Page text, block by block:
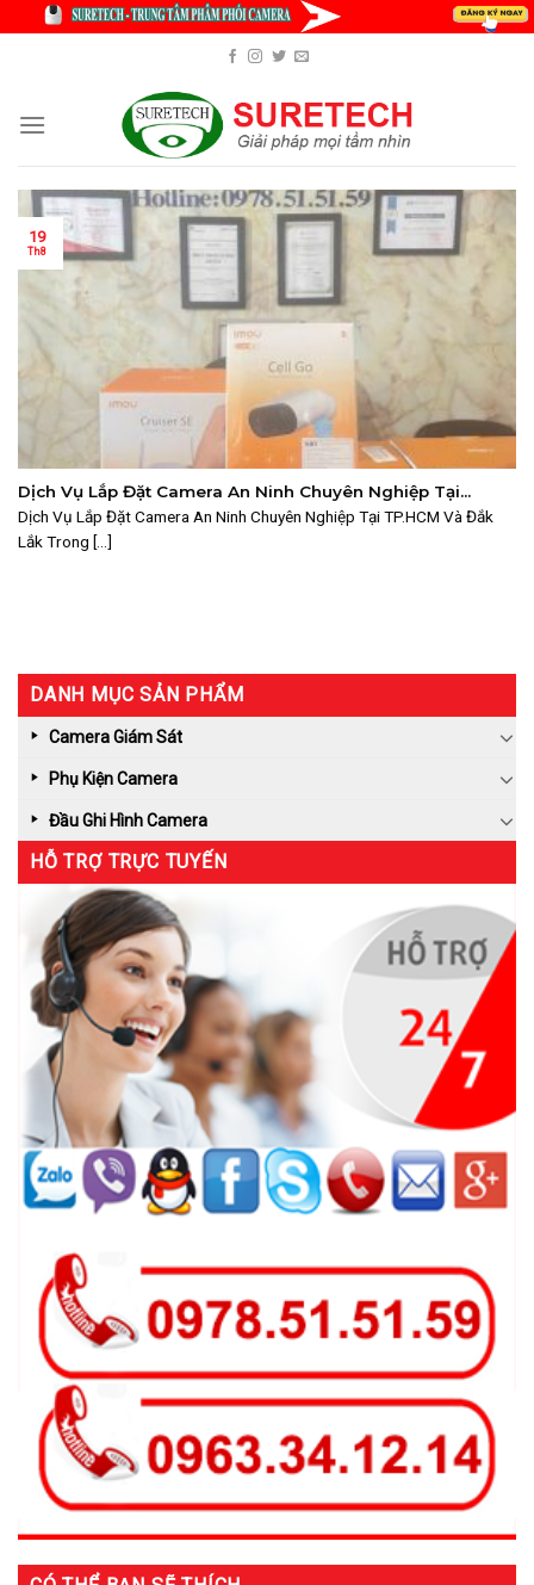
Dịch Vụ Lắp Đặt Camera An Ninh Chuyên Nghiệp Tại
TP.HCM Và Đắk Lắk
Dịch Vụ Lắp Đặt Camera An Ninh Chuyên Nghiệp Tại TP.HCM Và Đắk
Lắk Trong [...]
19
Th8
DANH MỤC SẢN PHẨM
Camera Giám Sát
Phụ Kiện Camera
Đầu Ghi Hình Camera
HỖ TRỢ TRỰC TUYẾN